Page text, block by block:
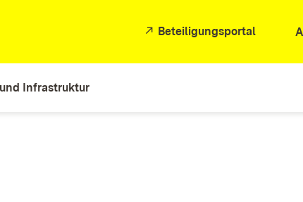
Beteiligungsportal
Infrastruktur